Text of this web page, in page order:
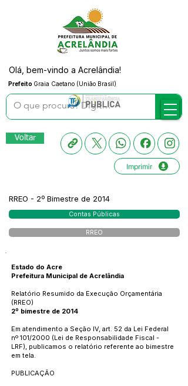
Prefeito Graia Caetano (União Brasil)
Olá, bem-vindo a Acrelândia!
Voltar
Imprimir
RREO - 2º Bimestre de 2014
Contas Públicas
RREO
Estado do Acre
Prefeitura Municipal de Acrelândia
Relatório Resumido da Execução Orçamentária
(RREO)
2º bimestre de 2014
Em atendimento a Seção IV, art. 52 da Lei Federal
nº 101/2000 (Lei de Responsabilidade Fiscal -
LRF), publicamos o relatório referente ao bimestre
em tela.
PUBLICAÇÃO